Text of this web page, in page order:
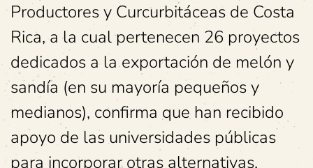
Productores y Curcurbitáceas de Costa
Rica, a la cual pertenecen 26 proyectos
dedicados a la exportación de melón y
sandía (en su mayoría pequeños y
medianos), confirma que han recibido
apoyo de las universidades públicas
para incorporar otras alternativas.